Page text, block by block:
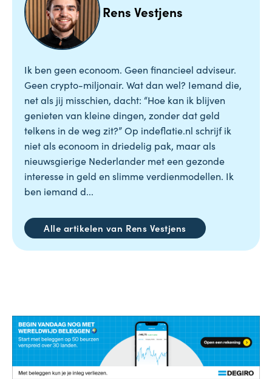
Rens Vestjens
Ik ben geen econoom. Geen financieel adviseur.
Geen crypto-miljonair. Wat dan wel? Iemand die,
net als jij misschien, dacht: “Hoe kan ik blijven
genieten van kleine dingen, zonder dat geld
telkens in de weg zit?” Op indeflatie.nl schrijf ik
niet als econoom in driedelig pak, maar als
nieuwsgierige Nederlander met een gezonde
interesse in geld en slimme verdienmodellen. Ik
ben iemand d...
Alle artikelen van Rens Vestjens